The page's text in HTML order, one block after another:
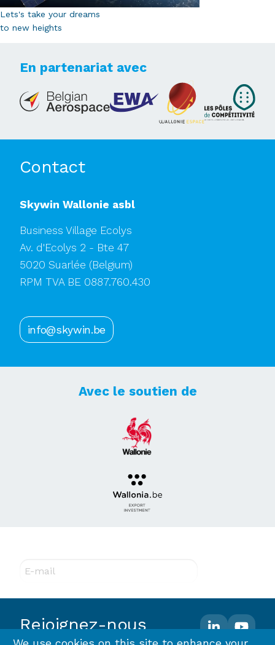
Lets's take your dreams
to new heights
En partenariat avec
Contact
Skywin Wallonie asbl
Business Village Ecolys
Av. d'Ecolys 2 - Bte 47
5020 Suarlée (Belgium)
RPM TVA BE 0887.760.430
info@skywin.be
Avec le soutien de
E-mail
Rejoignez-nous